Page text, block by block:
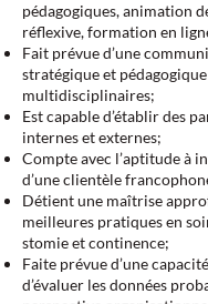
pédagogiques, animation
réflexive, formation en
Fait prévue d’une
stratégique et pédagogique
multidisciplinaires;
Est capable d’établir des
internes et externes;
Compte avec l’aptitude à
d’une clientèle
Détient une maîtrise
meilleures pratiques en
stomie et continence;
Faite prévue d’une
d’évaluer les données